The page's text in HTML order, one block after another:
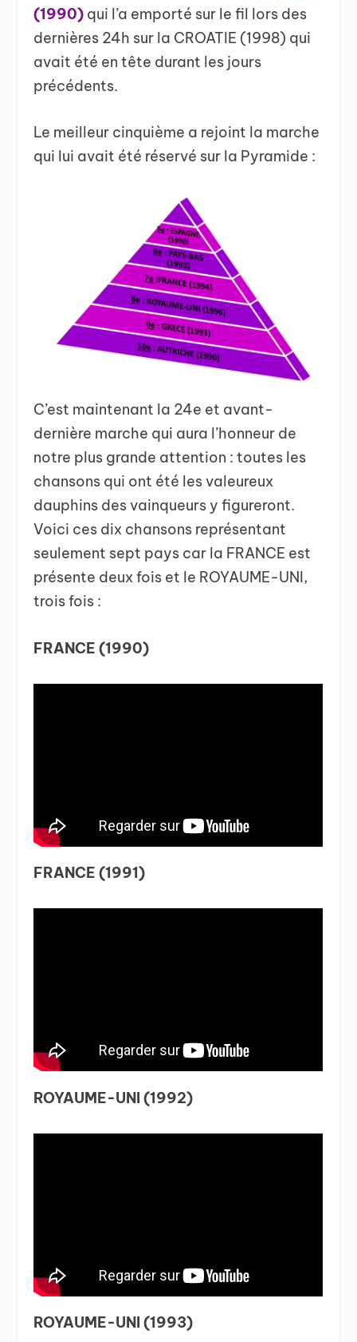
(1990) qui l’a emporté sur le fil lors des
dernières 24h sur la CROATIE (1998) qui
avait été en tête durant les jours
précédents.
Le meilleur cinquième a rejoint la marche
qui lui avait été réservé sur la Pyramide :
C’est maintenant la 24e et avant-
dernière marche qui aura l’honneur de
notre plus grande attention : toutes les
chansons qui ont été les valeureux
dauphins des vainqueurs y figureront.
Voici ces dix chansons représentant
seulement sept pays car la FRANCE est
présente deux fois et le ROYAUME-UNI,
trois fois :
FRANCE (1990)
FRANCE (1991)
ROYAUME-UNI (1992)
ROYAUME-UNI (1993)